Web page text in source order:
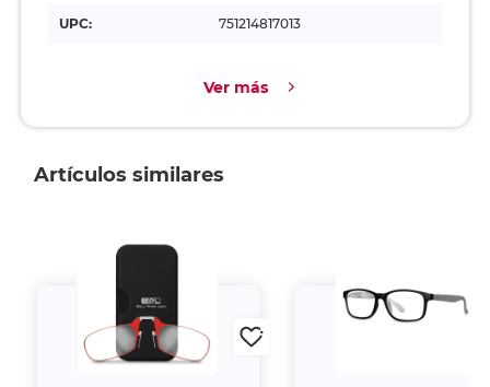
UPC: 751214817013
Ver más
Artículos similares